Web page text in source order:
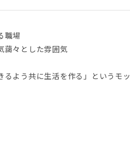
職場
藹々とした雰囲気
よう共に生活を作る」というモッ